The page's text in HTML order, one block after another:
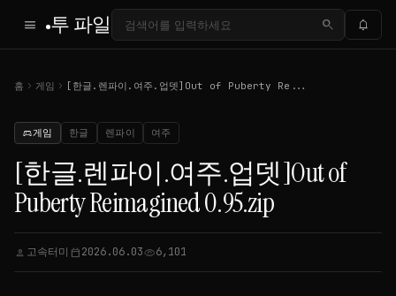
menu 투 파일 search notifications
홈 chevron_right 게임 chevron_right [한글.렌파이.여주.업뎃]Out of Puberty Re...
sports_esports게임 한글 렌파이 여주
[한글.렌파이.여주.업뎃]Out of
Puberty Reimagined 0.95.zip
person 고속터미 calendar_today2026.06.03visibility6,101